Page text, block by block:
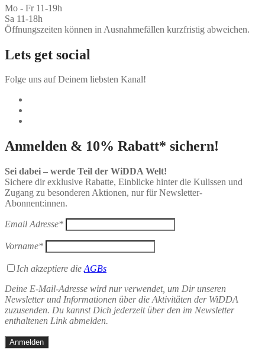
Mo - Fr 11-19h
Sa 11-18h
Öffnungszeiten können in Ausnahmefällen kurzfristig abweichen.
Lets get social
Folge uns auf Deinem liebsten Kanal!
Anmelden & 10% Rabatt* sichern!
Sei dabei – werde Teil der WiDDA Welt!
Sichere dir exklusive Rabatte, Einblicke hinter die Kulissen und
Zugang zu besonderen Aktionen, nur für Newsletter-
Abonnent:innen.
Email Adresse*
Vorname*
Ich akzeptiere die AGBs
Deine E-Mail-Adresse wird nur verwendet, um Dir unseren
Newsletter und Informationen über die Aktivitäten der WiDDA
zuzusenden. Du kannst Dich jederzeit über den im Newsletter
enthaltenen Link abmelden.